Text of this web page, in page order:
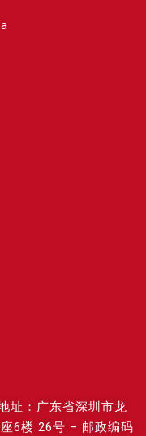
址：广东省深圳市龙
6楼 26号 – 邮政编码